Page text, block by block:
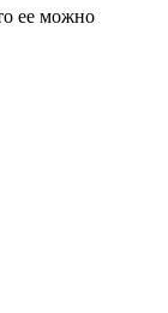
ее можно